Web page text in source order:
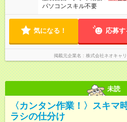
パソコンスキル不要
気になる！ 応募す
掲載元企業名 株式会社ネオキャ
未読
〈カンタン作業！〉スキマ
ラシの仕分け